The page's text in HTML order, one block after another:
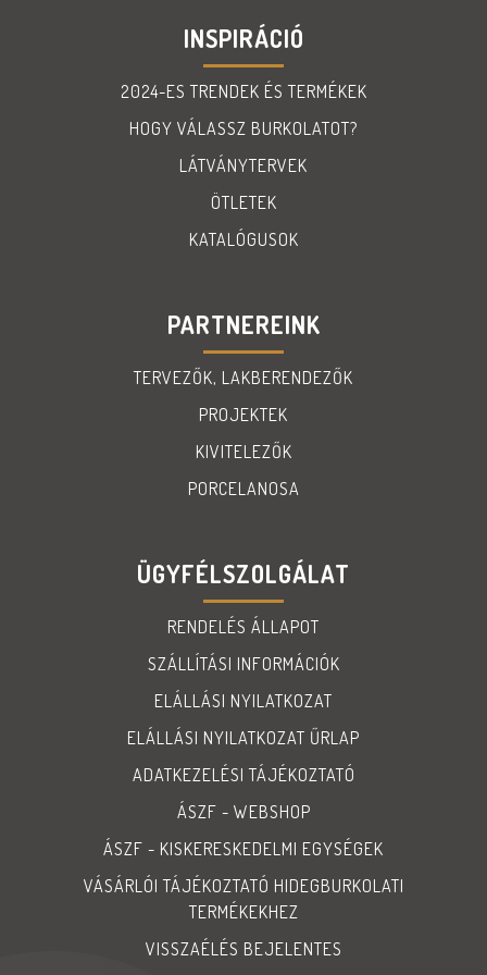
INSPIRÁCIÓ
2024-ES TRENDEK ÉS TERMÉKEK
HOGY VÁLASSZ BURKOLATOT?
LÁTVÁNYTERVEK
ÖTLETEK
KATALÓGUSOK
PARTNEREINK
TERVEZŐK, LAKBERENDEZŐK
PROJEKTEK
KIVITELEZŐK
PORCELANOSA
ÜGYFÉLSZOLGÁLAT
RENDELÉS ÁLLAPOT
SZÁLLÍTÁSI INFORMÁCIÓK
ELÁLLÁSI NYILATKOZAT
ELÁLLÁSI NYILATKOZAT ŰRLAP
ADATKEZELÉSI TÁJÉKOZTATÓ
ÁSZF - WEBSHOP
ÁSZF - KISKERESKEDELMI EGYSÉGEK
VÁSÁRLÓI TÁJÉKOZTATÓ HIDEGBURKOLATI
TERMÉKEKHEZ
VISSZAÉLÉS BEJELENTES